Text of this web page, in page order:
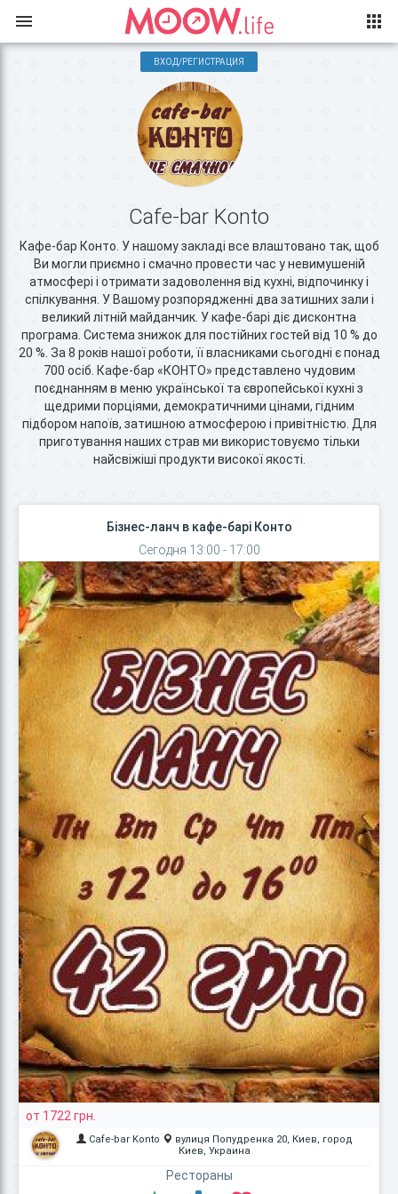
ВХОД/РЕГИСТРАЦИЯ
Cafe-bar Konto
Кафе-бар Конто. У нашому закладі все влаштовано так, щоб
Ви могли приємно і смачно провести час у невимушеній
атмосфері і отримати задоволення від кухні, відпочинку і
спілкування. У Вашому розпорядженні два затишних зали і
великий літній майданчик. У кафе-барі діє дисконтна
програма. Система знижок для постійних гостей від 10 % до
20 %. За 8 років нашої роботи, її власниками сьогодні є понад
700 осіб. Кафе-бар «КОНТО» представлено чудовим
поєднанням в меню української та європейської кухні з
щедрими порціями, демократичними цінами, гідним
підбором напоїв, затишною атмосферою і привітністю. Для
приготування наших страв ми використовуємо тільки
найсвіжіші продукти високої якості.
Бізнес-ланч в кафе-барі Конто
Сегодня 13:00 - 17:00
от 1722 грн.
Cafe-bar Konto
вулиця Попудренка 20, Киев, город
Киев, Украина
Рестораны